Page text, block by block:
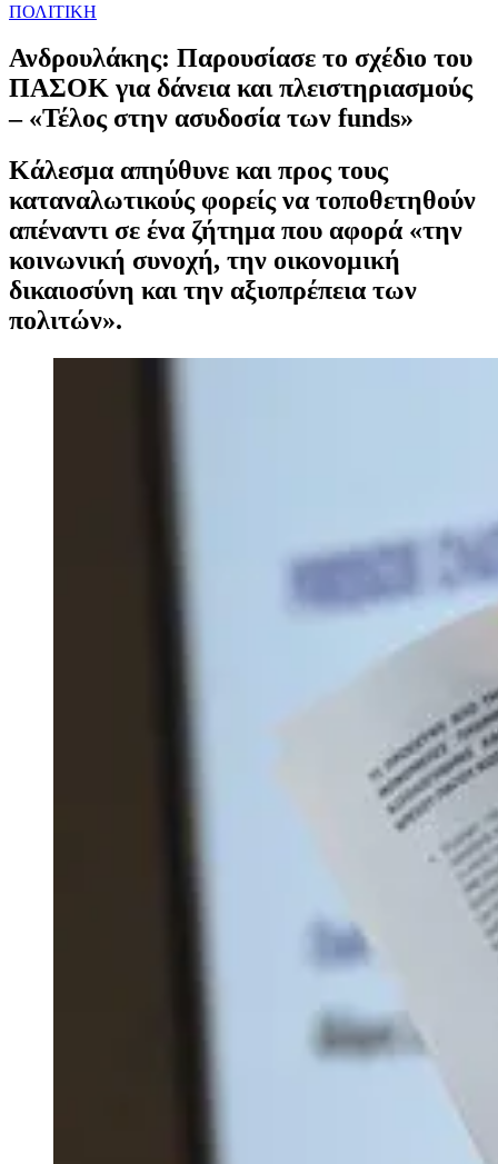
ΠΟΛΙΤΙΚΗ
Ανδρουλάκης: Παρουσίασε το σχέδιο του
ΠΑΣΟΚ για δάνεια και πλειστηριασμούς
– «Τέλος στην ασυδοσία των funds»
Κάλεσμα απηύθυνε και προς τους
καταναλωτικούς φορείς να τοποθετηθούν
απέναντι σε ένα ζήτημα που αφορά «την
κοινωνική συνοχή, την οικονομική
δικαιοσύνη και την αξιοπρέπεια των
πολιτών».